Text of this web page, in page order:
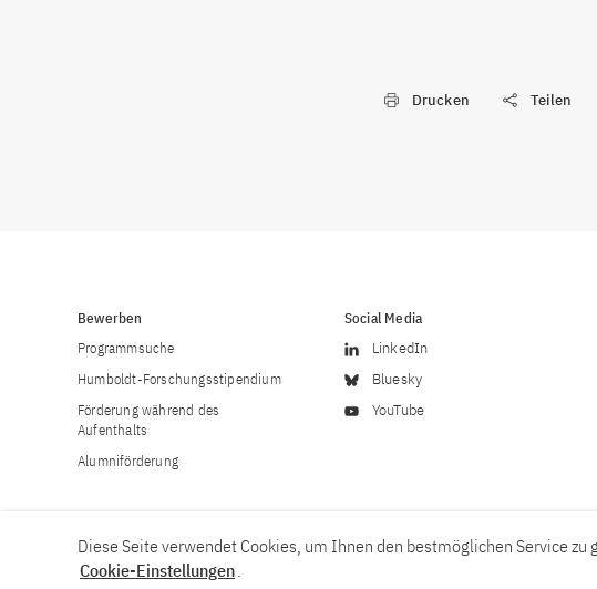
Drucken Teilen
Bewerben
Programmsuche
Humboldt-Forschungsstipendium
Förderung während des
Aufenthalts
Alumniförderung
Social Media
LinkedIn
Bluesky
YouTube
Diese Seite verwendet Cookies, um Ihnen den bestmöglichen Service
Cookie-Einstellungen.